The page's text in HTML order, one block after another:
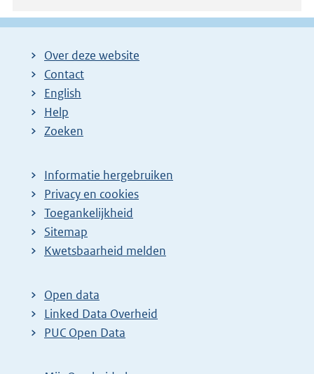
Over deze website
Contact
English
Help
Zoeken
Informatie hergebruiken
Privacy en cookies
Toegankelijkheid
Sitemap
Kwetsbaarheid melden
Open data
Linked Data Overheid
PUC Open Data